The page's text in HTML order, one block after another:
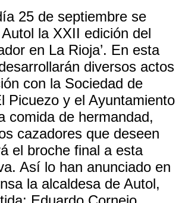
25 de septiembre se
la XXII edición del
en La Rioja’. En esta
diversos actos
con la Sociedad de
Picuezo y el Ayuntamiento
comida de hermandad,
cazadores que deseen
el broche final a esta
Así lo han anunciado en
la alcaldesa de Autol,